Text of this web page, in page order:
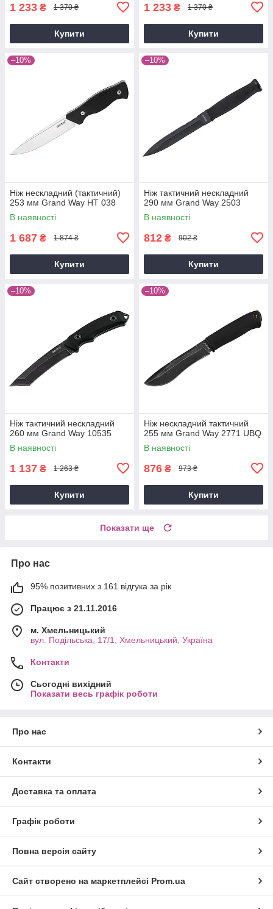
1 233 ₴ 1 370 ₴
Купити
1 233 ₴ 1 370 ₴
Купити
–10%
Ніж нескладний (тактичний)
253 мм Grand Way HT 038
В наявності
1 687 ₴ 1 874 ₴
Купити
–10%
Ніж тактичний нескладний
290 мм Grand Way 2503
В наявності
812 ₴ 902 ₴
Купити
–10%
Ніж тактичний нескладний
260 мм Grand Way 10535
В наявності
1 137 ₴ 1 263 ₴
Купити
–10%
Ніж нескладний тактичний
255 мм Grand Way 2771 UBQ
В наявності
876 ₴ 973 ₴
Купити
Показати ще
Про нас
95% позитивних з 161 відгука за рік
Працює з 21.11.2016
м. Хмельницький
вул. Подільська, 17/1, Хмельницький, Україна
Контакти
Сьогодні вихідний
Показати весь графік роботи
Про нас
Контакти
Доставка та оплата
Графік роботи
Повна версія сайту
Сайт створено на маркетплейсі Prom.ua